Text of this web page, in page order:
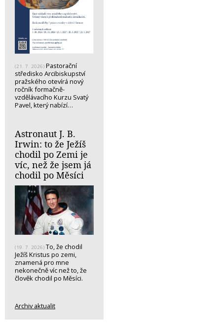
(21. 7. 2026) Pastorační
středisko Arcibiskupství
pražského otevírá nový
ročník formačně-
vzdělávacího Kurzu Svatý
Pavel, který nabízí…
Astronaut J. B.
Irwin: to že Ježíš
chodil po Zemi je
víc, než že jsem já
chodil po Měsíci
(19. 7. 2026) To, že chodil
Ježíš Kristus po zemi,
znamená pro mne
nekonečně víc než to, že
člověk chodil po Měsíci.
Archiv aktualit